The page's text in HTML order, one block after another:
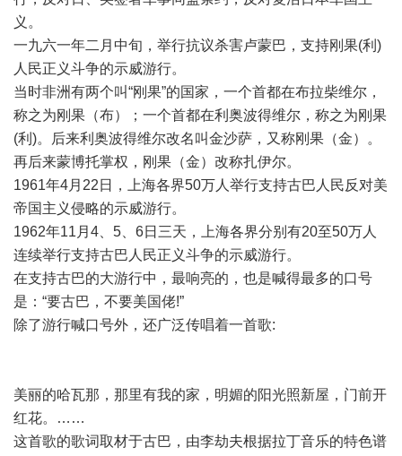
义。
一九六一年二月中旬，举行抗议杀害卢蒙巴，支持刚果(利)
人民正义斗争的示威游行。
当时非洲有两个叫“刚果”的国家，一个首都在布拉柴维尔，
称之为刚果（布）；一个首都在利奥波得维尔，称之为刚果
(利)。后来利奥波得维尔改名叫金沙萨，又称刚果（金）。
再后来蒙博托掌权，刚果（金）改称扎伊尔。
1961年4月22日，上海各界50万人举行支持古巴人民反对美
帝国主义侵略的示威游行。
1962年11月4、5、6日三天，上海各界分别有20至50万人
连续举行支持古巴人民正义斗争的示威游行。
在支持古巴的大游行中，最响亮的，也是喊得最多的口号
是：“要古巴，不要美国佬!”
除了游行喊口号外，还广泛传唱着一首歌:
美丽的哈瓦那，那里有我的家，明媚的阳光照新屋，门前开
红花。……
这首歌的歌词取材于古巴，由李劫夫根据拉丁音乐的特色谱